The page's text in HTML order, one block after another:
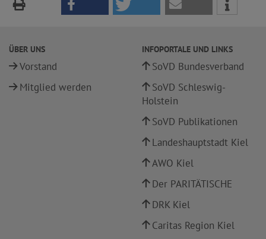
ÜBER UNS
Vorstand
Mitglied werden
INFOPORTALE UND LINKS
SoVD Bundesverband
SoVD Schleswig-
Holstein
SoVD Publikationen
Landeshauptstadt Kiel
AWO Kiel
Der PARITÄTISCHE
DRK Kiel
Caritas Region Kiel